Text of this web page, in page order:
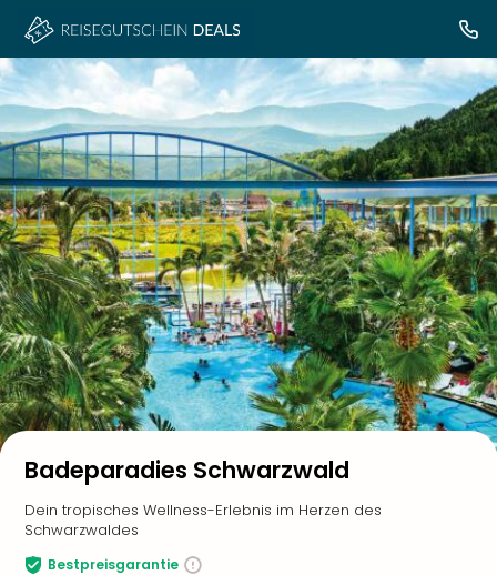
Badeparadies Schwarzwald
Dein tropisches Wellness-Erlebnis im Herzen des
Schwarzwaldes
Bestpreisgarantie